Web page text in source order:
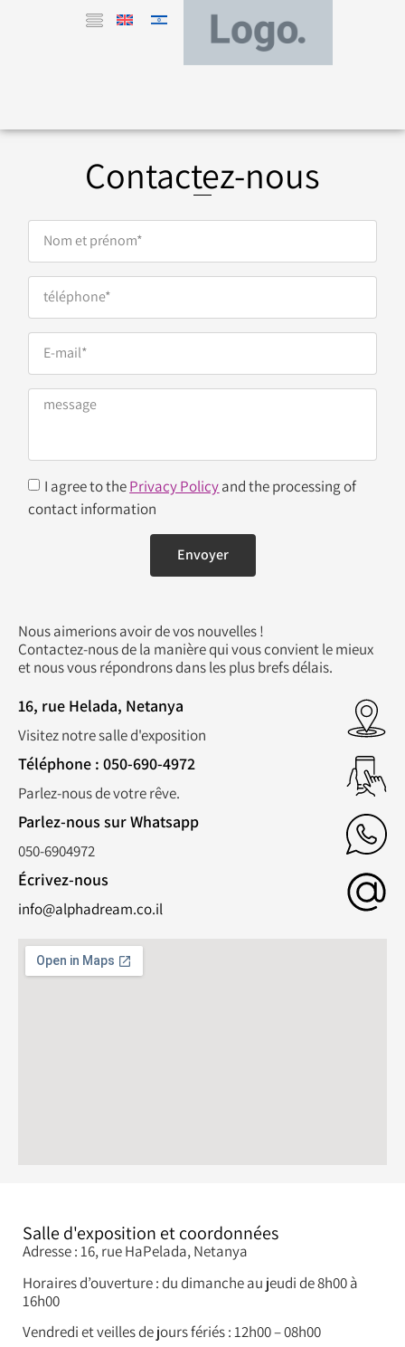
Contactez-nous
I agree to thePrivacy Policyand the processing of
contact information
Envoyer
Nous aimerions avoir de vos nouvelles !
Contactez-nous de la manière qui vous convient le mieux
et nous vous répondrons dans les plus brefs délais.
16, rue Helada, Netanya
Visitez notre salle d'exposition
Téléphone : 050-690-4972
Parlez-nous de votre rêve.
Parlez-nous sur Whatsapp
050-6904972
Écrivez-nous
info@alphadream.co.il
Salle d'exposition et coordonnées
Adresse : 16, rue HaPelada, Netanya
Horaires d’ouverture : du dimanche au jeudi de 8h00 à
16h00
Vendredi et veilles de jours fériés : 12h00 – 08h00